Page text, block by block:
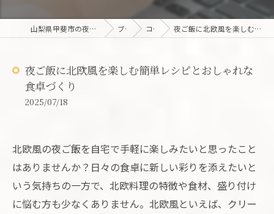
山梨県甲斐市の夜ご飯ならとらベル×ベルとら ブログ コラム 夜ご飯に北欧風を楽しむ簡単レシピとおしゃれな食卓づくり
夜ご飯に北欧風を楽しむ簡単レシピとおしゃれな
食卓づくり
2025/07/18
北欧風の夜ご飯を自宅で手軽に楽しみたいと思ったこと
はありませんか？日々の食卓に新しい彩りを添えたいと
いう気持ちの一方で、北欧料理の特徴や食材、盛り付け
に悩む方も少なくありません。北欧風といえば、クリー